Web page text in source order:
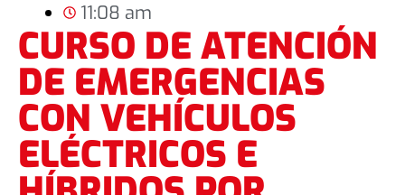
11:08 am
CURSO DE ATENCIÓN
DE EMERGENCIAS
CON VEHÍCULOS
ELÉCTRICOS E